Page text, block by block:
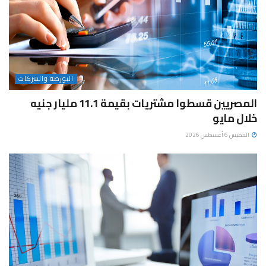
البورصة والشركات
المصريين قسطوا مشتريات بقيمة 11.1 مليار جنيه
خلال مايو
الخميس 6 أغسطس 2026